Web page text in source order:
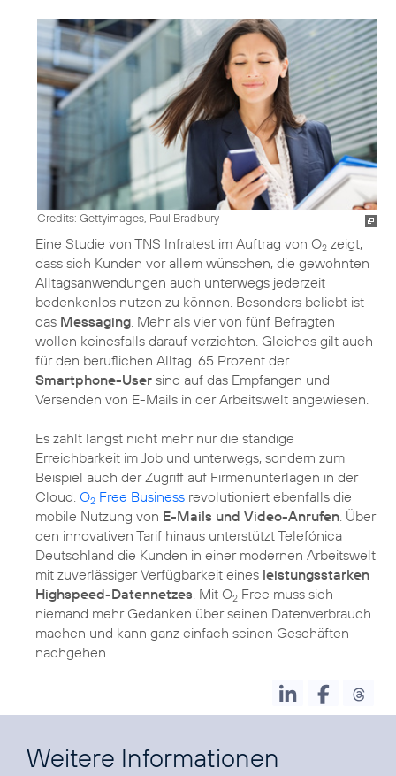
Credits: Gettyimages, Paul Bradbury
Eine Studie von TNS Infratest im Auftrag von O2 zeigt,
dass sich Kunden vor allem wünschen, die gewohnten
Alltagsanwendungen auch unterwegs jederzeit
bedenkenlos nutzen zu können. Besonders beliebt ist
das Messaging. Mehr als vier von fünf Befragten
wollen keinesfalls darauf verzichten. Gleiches gilt auch
für den beruflichen Alltag. 65 Prozent der
Smartphone-User sind auf das Empfangen und
Versenden von E-Mails in der Arbeitswelt angewiesen.
Es zählt längst nicht mehr nur die ständige
Erreichbarkeit im Job und unterwegs, sondern zum
Beispiel auch der Zugriff auf Firmenunterlagen in der
Cloud. O2 Free Business revolutioniert ebenfalls die
mobile Nutzung von E-Mails und Video-Anrufen. Über
den innovativen Tarif hinaus unterstützt Telefónica
Deutschland die Kunden in einer modernen Arbeitswelt
mit zuverlässiger Verfügbarkeit eines leistungsstarken
Highspeed-Datennetzes. Mit O2 Free muss sich
niemand mehr Gedanken über seinen Datenverbrauch
machen und kann ganz einfach seinen Geschäften
nachgehen.
Weitere Informationen